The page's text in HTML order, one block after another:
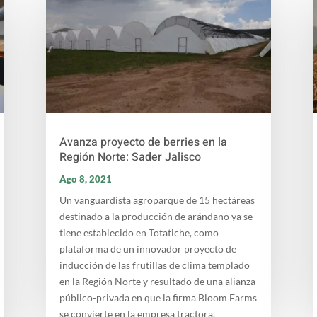
Avanza proyecto de berries en la
Región Norte: Sader Jalisco
Ago 8, 2021
Un vanguardista agroparque de 15 hectáreas
destinado a la producción de arándano ya se
tiene establecido en Totatiche, como
plataforma de un innovador proyecto de
inducción de las frutillas de clima templado
en la Región Norte y resultado de una alianza
público-privada en que la firma Bloom Farms
se convierte en la empresa tractora.